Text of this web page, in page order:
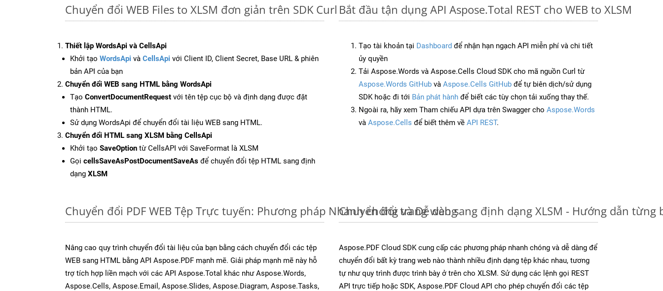
Chuyển đổi WEB Files to XLSM đơn giản trên SDK Curl
Thiết lập WordsApi và CellsApi
Khởi tạo WordsApi và CellsApi với Client ID, Client Secret, Base URL & phiên
bản API của bạn
Chuyển đổi WEB sang HTML bằng WordsApi
Tạo ConvertDocumentRequest với tên tệp cục bộ và định dạng được đặt
thành HTML.
Sử dụng WordsApi để chuyển đổi tài liệu WEB sang HTML.
Chuyển đổi HTML sang XLSM bằng CellsApi
Khởi tạo SaveOption từ CellsAPI với SaveFormat là XLSM
Gọi cellsSaveAsPostDocumentSaveAs để chuyển đổi tệp HTML sang định
dạng XLSM
Bắt đầu tận dụng API Aspose.Total REST cho WEB to XLSM
Tạo tài khoản tại Dashboard để nhận hạn ngạch API miễn phí và chi tiết
ủy quyền
Tải Aspose.Words và Aspose.Cells Cloud SDK cho mã nguồn Curl từ
Aspose.Words GitHub và Aspose.Cells GitHub để tự biên dịch/sử dụng
SDK hoặc đi tới Bản phát hành để biết các tùy chọn tải xuống thay thế.
Ngoài ra, hãy xem Tham chiếu API dựa trên Swagger cho Aspose.Words
và Aspose.Cells để biết thêm về API REST.
Chuyển đổi PDF WEB Tệp Trực tuyến: Phương pháp Nhanh chóng và Dễ dàng
Nâng cao quy trình chuyển đổi tài liệu của bạn bằng cách chuyển đổi các tệp
WEB sang HTML bằng API Aspose.PDF mạnh mẽ. Giải pháp mạnh mẽ này hỗ
trợ tích hợp liền mạch với các API Aspose.Total khác như Aspose.Words,
Aspose.Cells, Aspose.Email, Aspose.Slides, Aspose.Diagram, Aspose.Tasks,
Chuyển đổi trang web sang định dạng XLSM - Hướng dẫn từng
Aspose.PDF Cloud SDK cung cấp các phương pháp nhanh chóng và dễ dàng để
chuyển đổi bất kỳ trang web nào thành nhiều định dạng tệp khác nhau, tương
tự như quy trình được trình bày ở trên cho XLSM. Sử dụng các lệnh gọi REST
API trực tiếp hoặc SDK, Aspose.PDF Cloud API cho phép chuyển đổi các tệp